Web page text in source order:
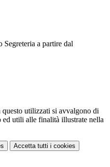
a partire dal
utilizzati si avvalgono di
ed utili alle finalità illustrate nella
Accetta tutti i cookies